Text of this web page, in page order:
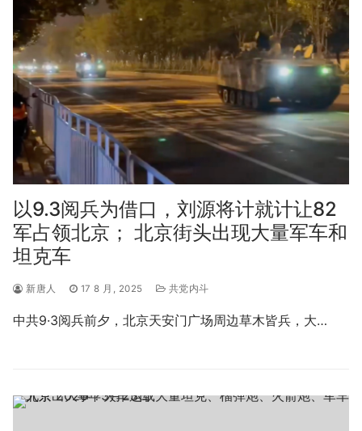
以9.3阅兵为借口，刘源将计就计让82
军占领北京； 北京街头出现大量军车和
坦克车
新唐人 17 8 月, 2025 共党内斗
中共9·3阅兵前夕，北京天安门广场周边草木皆兵，大…